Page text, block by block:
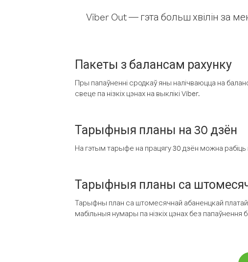
Viber Out — гэта больш хвілін за
Пакеты з балансам рахунку
Пры папаўненні сродкаў яны налічваюцца на
свеце па нізкіх цэнах на выклікі Viber.
Тарыфныя планы на 30 дзён
На гэтым тарыфе на працягу 30 дзён можна рабіць
Тарыфныя планы са
Тарыфны план са штомесячнай абаненцкай
мабільныя нумары па нізкіх цэнах без